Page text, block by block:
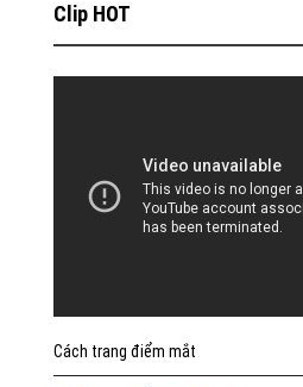
Clip HOT
Cách trang điểm mắt